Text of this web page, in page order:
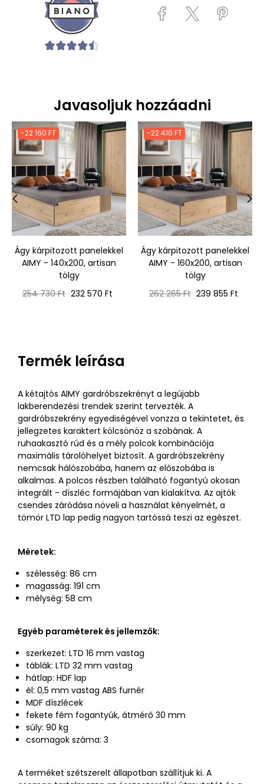
Javasoljuk hozzáadni
-22 160 FT
Ágy kárpitozott panelekkel
AIMY - 140x200, artisan
tölgy
Normál
254 730 Ft Ár
232 570 Ft
-22 410 FT
Ágy kárpitozott panelekkel
AIMY - 160x200, artisan
tölgy
Normál
262 265 Ft Ár
239 855 Ft
›
Termék leírása
A kétajtós AIMY gardróbszekrényt a legújabb
lakberendezési trendek szerint tervezték. A
gardróbszekrény egyediségével vonzza a tekintetet, és
jellegzetes karaktert kölcsönöz a szobának. A
ruhaakasztó rúd és a mély polcok kombinációja
maximális tárolóhelyet biztosít. A gardróbszekrény
nemcsak hálószobába, hanem az előszobába is
alkalmas. A polcos részben található fogantyú okosan
integrált - díszléc formájában van kialakítva. Az ajtók
csendes záródása növeli a használat kényelmét, a
tömör LTD lap pedig nagyon tartóssá teszi az egészet.
Méretek:
szélesség: 86 cm
magasság: 191 cm
mélység: 58 cm
Egyéb paraméterek és jellemzők:
szerkezet: LTD 16 mm vastag
táblák: LTD 32 mm vastag
hátlap: HDF lap
él: 0,5 mm vastag ABS furnér
MDF díszlécek
fekete fém fogantyúk, átmérő 30 mm
súly: 90 kg
csomagok száma: 3
A terméket szétszerelt állapotban szállítjuk ki. A